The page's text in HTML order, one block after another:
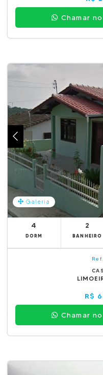
Chamar
Galeria
4
DORM
2
BANHEIRO
Ref.
R$
Chamar